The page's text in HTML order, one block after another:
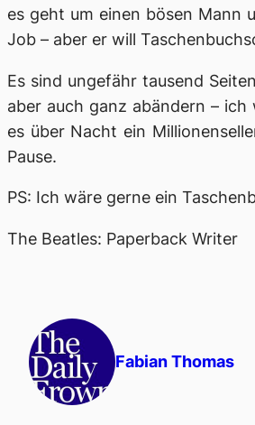
es geht um einen bösen Mann
Job – aber er will
Es sind ungefähr tausend
aber auch ganz abändern –
es über Nacht ein
Pause.
PS: Ich wäre gerne ein
The Beatles: Paperback Writer
Fabian Thomas